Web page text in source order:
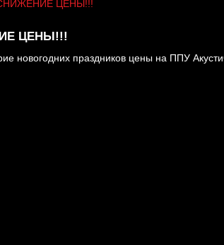
ЦЕНЫ!!!
ЦЕНЫ!!!
новогодних праздников цены на ППУ